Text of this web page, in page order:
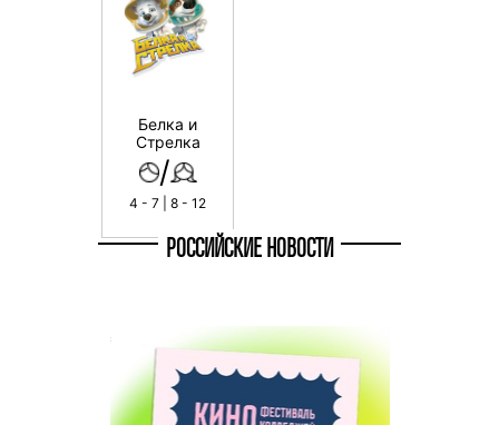
Белка и
Стрелка
/
4 - 7 | 8 - 12
РОССИЙСКИЕ НОВОСТИ